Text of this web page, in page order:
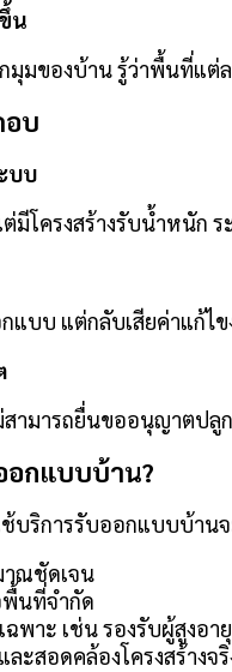
น
มของบ้าน รู้ว่าพื้นที่แต่ล
อบ
บบ
มีโครงสร้างรับน้ำหนัก
บบ แต่กลับเสียค่าแก้ไ
ามารถยื่นขออนุญาตปลูก
อกแบบบ้าน?
บริการรับออกแบบบ้าน
าณชัดเจน
นที่จำกัด
พาะ เช่น รองรับผู้สูงอายุ
ะสอดคล้องโครงสร้างจริ